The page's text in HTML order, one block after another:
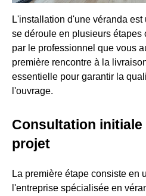
L'installation d'une véranda
se déroule en plusieurs étapes
par le professionnel que vous
première rencontre à la
essentielle pour garantir la
l'ouvrage.
Consultation
projet
La première étape consiste en
l'entreprise spécialisée en